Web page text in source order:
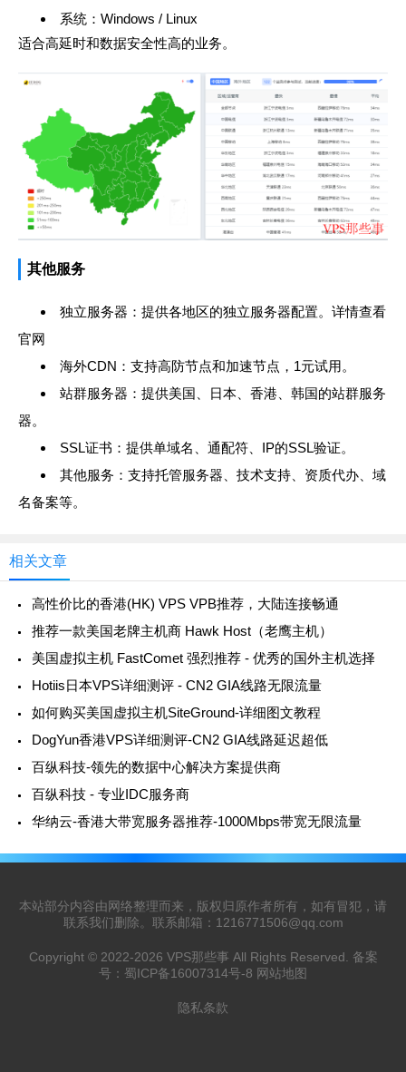
系统：Windows / Linux
适合高延时和数据安全性高的业务。
其他服务
独立服务器：提供各地区的独立服务器配置。 详情查看
官网
海外CDN：支持高防节点和加速节点，1元试用。
站群服务器：提供美国、日本、香港、韩国的站群服务
器。
SSL证书：提供单域名、通配符、IP的SSL验证。
其他服务：支持托管服务器、技术支持、资质代办、域
名备案等。
相关文章
高性价比的香港(HK) VPS VPB推荐，大陆连接畅通
推荐一款美国老牌主机商 Hawk Host（老鹰主机）
美国虚拟主机 FastComet 强烈推荐 - 优秀的国外主机选择
Hotiis日本VPS详细测评 - CN2 GIA线路无限流量
如何购买美国虚拟主机SiteGround-详细图文教程
DogYun香港VPS详细测评-CN2 GIA线路延迟超低
百纵科技-领先的数据中心解决方案提供商
百纵科技 - 专业IDC服务商
华纳云-香港大带宽服务器推荐-1000Mbps带宽无限流量
本站部分内容由网络整理而来，版权归原作者所有，如有冒犯，请
联系我们删除。联系邮箱： 1216771506@qq.com
Copyright © 2022-2026 VPS那些事 All Rights Reserved. 备案
号： 蜀ICP备16007314号-8 网站地图
隐私条款